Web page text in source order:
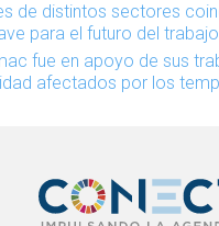
de distintos sectores
para el futuro del trabajo
fue en apoyo de sus
afectados por los